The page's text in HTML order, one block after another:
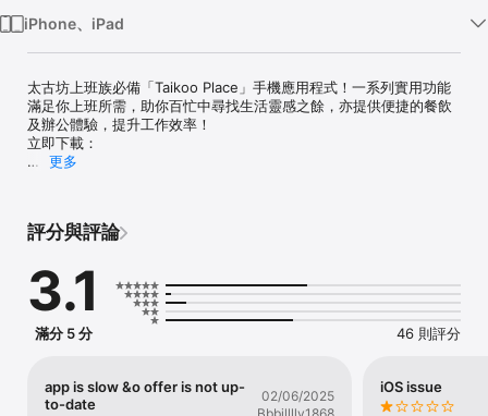
iPhone、iPad
太古坊上班族必備「Taikoo Place」手機應用程式！一系列實用功能
滿足你上班所需，助你百忙中尋找生活靈感之餘，亦提供便捷的餐飲
及辦公體驗，提升工作效率！
立即下載：
更多
評分與評論
3.1
滿分 5 分 46 則評分
app is slow &o offer is not up-
to-date
02/06/2025
iOS issue